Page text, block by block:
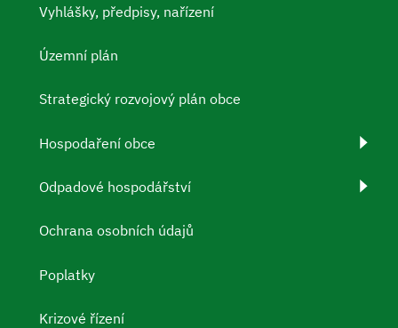
Vyhlášky, předpisy, nařízení
Územní plán
Strategický rozvojový plán obce
Hospodaření obce
Odpadové hospodářství
Ochrana osobních údajů
Poplatky
Krizové řízení